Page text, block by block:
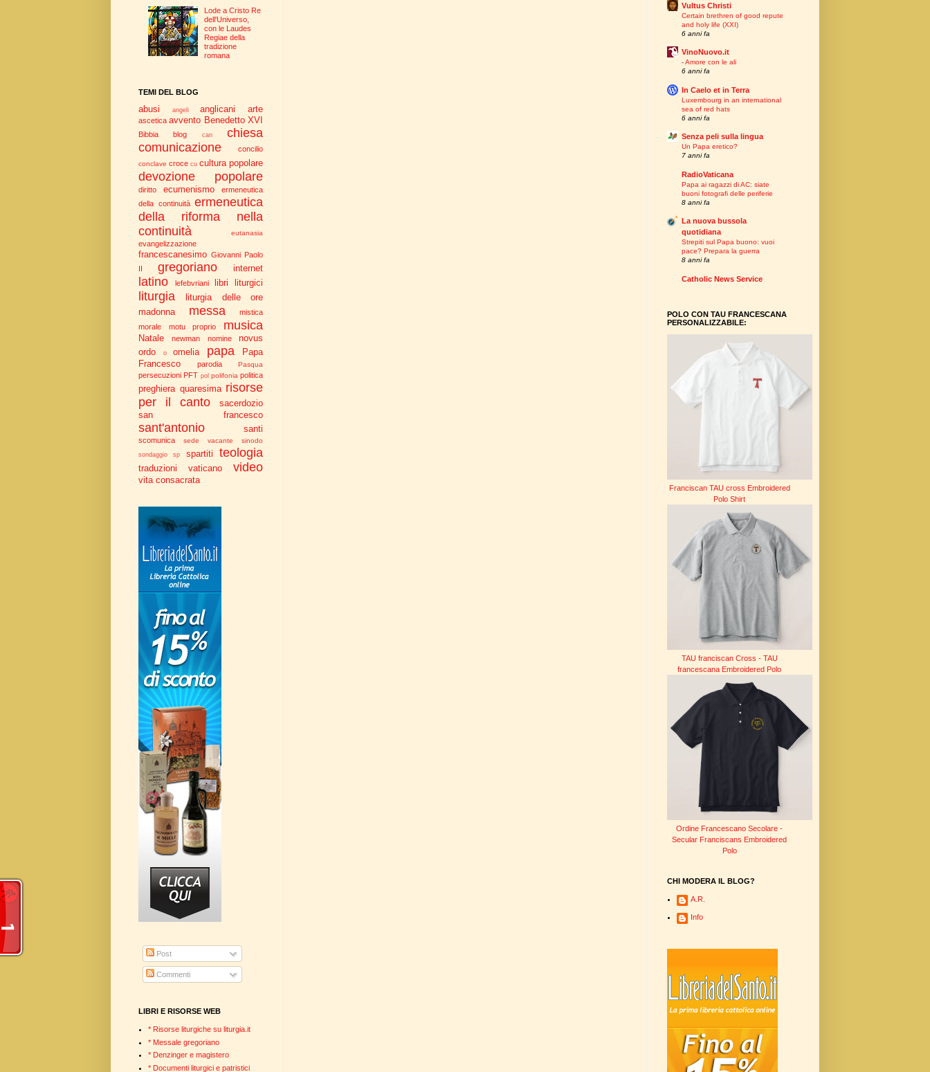
Lode a Cristo Re
dell'Universo,
con le Laudes
Regiae della
tradizione
romana
TEMI DEL BLOG
abusi angeli anglicani arte
ascetica avvento Benedetto XVI
Bibbia blog can
chiesa
comunicazione
concilio
conclave croce cu cultura popolare
devozione popolare
diritto ecumenismo
ermeneutica
della continuità ermeneutica
della riforma nella
continuità
eutanasia
evangelizzazione
francescanesimo Giovanni Paolo
gregoriano internet
latino lefebvriani libri liturgici
liturgia
liturgia delle ore
madonna
messa
mistica
morale
motu proprio musica
Natale newman nomine
novus
ordo
o omelia papa
Papa
Francesco
parodia Pasqua
persecuzioni PFT pol polifonia politica
preghiera quaresima risorse
per il canto
sacerdozio
san francesco
sant'antonio santi
scomunica sede vacante sinodo
sondaggio sp spartiti teologia
traduzioni vaticano video
vita consacrata
Post
Commenti
LIBRI E RISORSE WEB
* Risorse liturgiche su liturgia.it
* Messale gregoriano
* Denzinger e magistero
* Documenti liturgici e patristici
Vultus Christi
Certain brethren of good repute
and holy life (XXI)
6 anni fa
VinoNuovo.it
- Amore con le ali
6 anni fa
In Caelo et in Terra
Luxembourg in an international
sea of red hats
6 anni fa
Senza peli sulla lingua
Un Papa eretico?
7 anni fa
RadioVaticana
Papa ai ragazzi di AC: siate
buoni fotografi delle periferie
8 anni fa
La nuova bussola
quotidiana
Strepiti sul Papa buono: vuoi
pace? Prepara la guerra
8 anni fa
Catholic News Service
POLO CON TAU FRANCESCANA
PERSONALIZZABILE:
Franciscan TAU cross Embroidered
Polo Shirt
TAU franciscan Cross - TAU
francescana Embroidered Polo
Ordine Francescano Secolare -
Secular Franciscans Embroidered
Polo
CHI MODERA IL BLOG?
A.R.
Info